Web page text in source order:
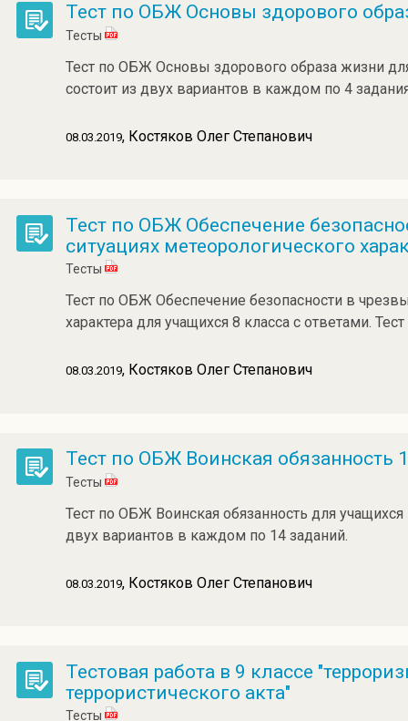
Тест по ОБЖ Основы здорового
Тесты
Тест по ОБЖ Основы здорового образа жизни
состоит из двух вариантов в каждом по 4
08.03.2019, Костяков Олег Степанович
Тест по ОБЖ Обеспечение
ситуациях метеорологического
Тесты
Тест по ОБЖ Обеспечение безопасности в
характера для учащихся 8 класса с ответами.
08.03.2019, Костяков Олег Степанович
Тест по ОБЖ Воинская обязанность
Тесты
Тест по ОБЖ Воинская обязанность для учащихся
двух вариантов в каждом по 14 заданий.
08.03.2019, Костяков Олег Степанович
Тестовая работа в 9 классе
террористического акта"
Тесты